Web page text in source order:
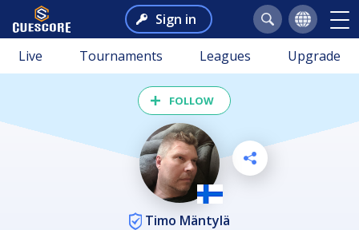
Sign in
Live Tournaments Leagues Upgrade
FOLLOW
Timo Mäntylä